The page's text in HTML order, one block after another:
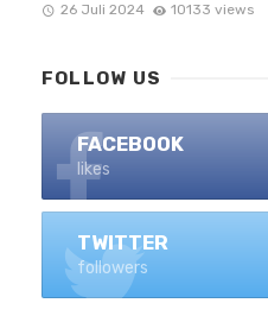
26 Juli 2024 10133 views
FOLLOW US
FACEBOOK
likes
TWITTER
followers